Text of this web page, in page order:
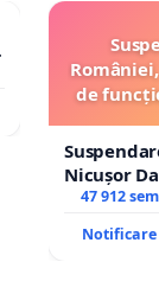
de
Nicușor
și47 912